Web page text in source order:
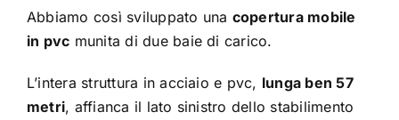
Abbiamo così sviluppato una copertura mobile
in pvc munita di due baie di carico.
L’intera struttura in acciaio e pvc, lunga ben 57
metri, affianca il lato sinistro dello stabilimento